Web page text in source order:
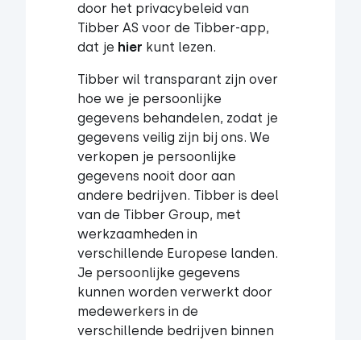
door het privacybeleid van
Tibber AS voor de Tibber-app,
dat je hier kunt lezen.
Tibber wil transparant zijn over
hoe we je persoonlijke
gegevens behandelen, zodat je
gegevens veilig zijn bij ons. We
verkopen je persoonlijke
gegevens nooit door aan
andere bedrijven. Tibber is deel
van de Tibber Group, met
werkzaamheden in
verschillende Europese landen.
Je persoonlijke gegevens
kunnen worden verwerkt door
medewerkers in de
verschillende bedrijven binnen